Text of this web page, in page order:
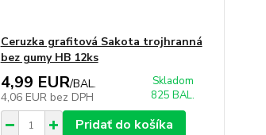
Ceruzka grafitová Sakota trojhranná
bez gumy HB 12ks
4,99 EUR/BAL.
4,06 EUR bez DPH
Skladom
825 BAL.
Pridať do košíka